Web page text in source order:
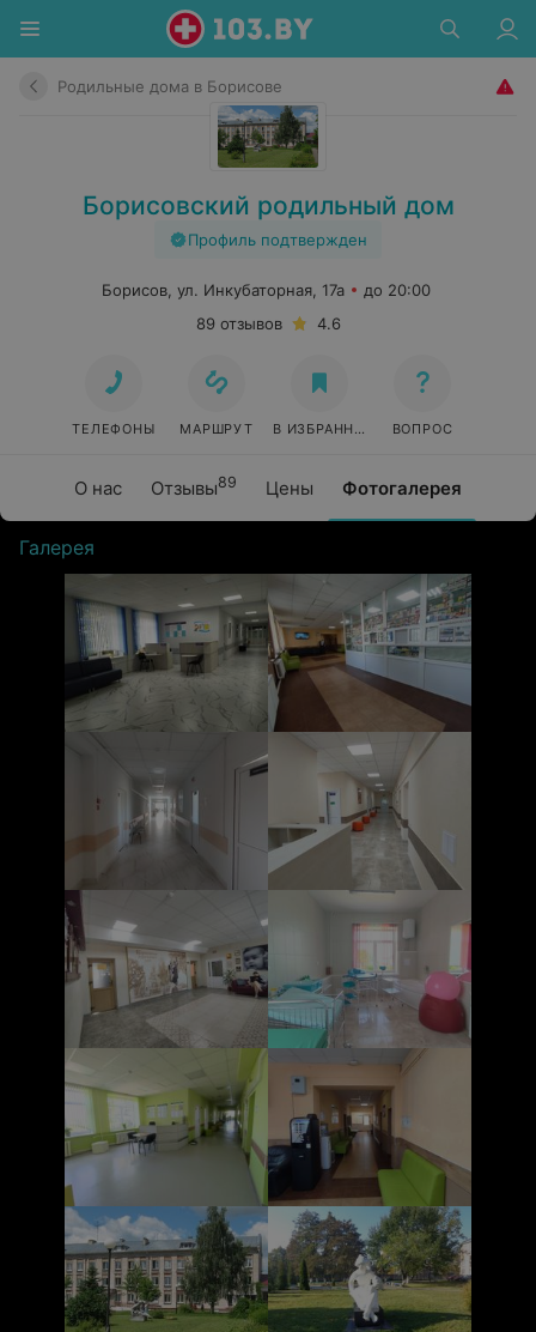
Родильные дома в Борисове
Борисовский родильный дом
Профиль подтвержден
О нас Отзывы89 Цены Фотогалерея
Борисов, ул. Инкубаторная, 17а
до 20:00
89 отзывов
4.6
ТЕЛЕФОНЫ МАРШРУТ В ИЗБРАННОЕ ВОПРОС
Галерея